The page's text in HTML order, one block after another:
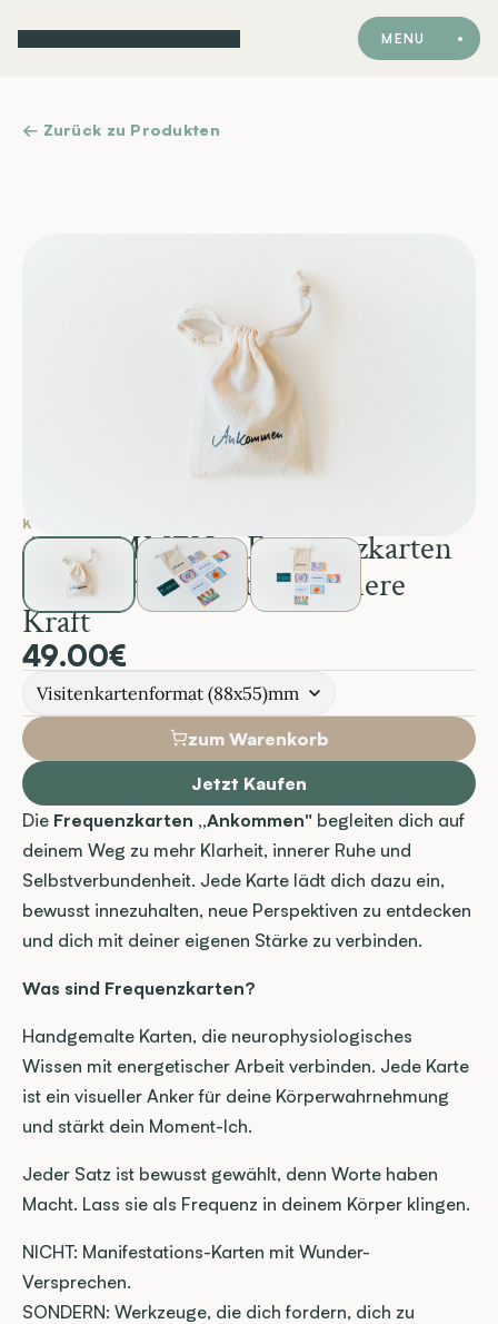
← Zurück zu Produkten
KUNSTHANDWERK & HOBBY
ANKOMMEN – Frequenzkarten
für mehr Klarheit und innere
Kraft
49.00€
Visitenkartenformat (88x55)mm
zum Warenkorb
Jetzt Kaufen
Die Frequenzkarten „Ankommen" begleiten dich auf
deinem Weg zu mehr Klarheit, innerer Ruhe und
Selbstverbundenheit. Jede Karte lädt dich dazu ein,
bewusst innezuhalten, neue Perspektiven zu entdecken
und dich mit deiner eigenen Stärke zu verbinden.
Was sind Frequenzkarten?
Handgemalte Karten, die neurophysiologisches
Wissen mit energetischer Arbeit verbinden. Jede Karte
ist ein visueller Anker für deine Körperwahrnehmung
und stärkt dein Moment-Ich.
Jeder Satz ist bewusst gewählt, denn Worte haben
Macht. Lass sie als Frequenz in deinem Körper klingen.
NICHT: Manifestations-Karten mit Wunder-
Versprechen.
SONDERN: Werkzeuge, die dich fordern, dich zu
MENU